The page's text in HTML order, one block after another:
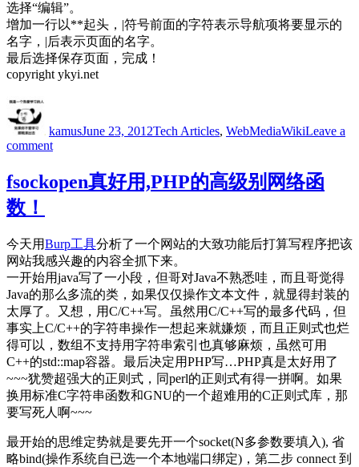
选择“编辑”。
增加一行以**起头，|符号前面的字符表示导航项将要显示的
名字，|后表示页面的名字。
最后选择保存页面，完成！
copyright ykyi.net
kamusJune 23, 2012Tech Articles, WebMediaWikiLeave a
commenton
门
fsockopen真好用,PHP的高级别网络函
数！
今天用Burp工具分析了一个网站的大致功能后打算写程序把该
网站我感兴趣的内容全抓下来。
一开始用java写了一小段，但哥对Java不熟悉哇，而且哥觉得
Java的那么多流的类，如果仅仅操作文本文件，就显得封装的
太厚了。又想，用C/C++写。虽然用C/C++写的最多代码，但
事实上C/C++的字符串操作一想起来就嫌烦，而且正则式也烂
得可以，数组不支持用字符串索引也真够麻烦，虽然可用
C++的std::map容器。最后决定用PHP写…PHP真是太好用了
~~~犹赞超强大的正则式，同perl的正则式有得一拼啊。如果
换用标准C字符串函数和GNU的一个超难用的C正则式库，那
要写死人啊~~~
最开始的思维定势就是要先开一个socket(N多参数要填入), 省
略bind(操作系统自已选一个本地端口绑定)，第二步 connect 到